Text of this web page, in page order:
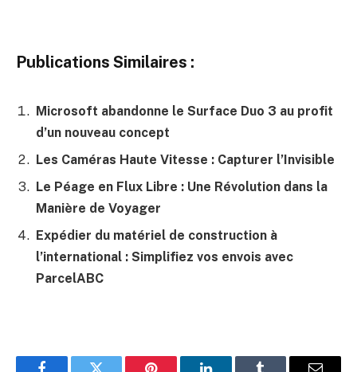
Publications Similaires :
Microsoft abandonne le Surface Duo 3 au profit
d’un nouveau concept
Les Caméras Haute Vitesse : Capturer l’Invisible
Le Péage en Flux Libre : Une Révolution dans la
Manière de Voyager
Expédier du matériel de construction à
l’international : Simplifiez vos envois avec
ParcelABC